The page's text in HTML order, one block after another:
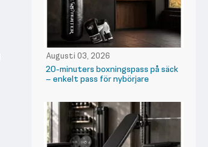
Augusti 03, 2026
20-minuters boxningspass på säck
– enkelt pass för nybörjare